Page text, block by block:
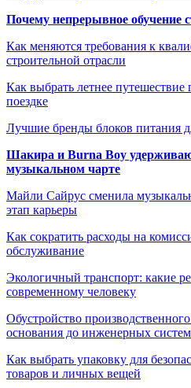
Почему непрерывное обучение
Как меняются требования к
строительной отрасли
Как выбрать летнее
поездке
Лучшие бренды блоков питания
Шакира и Burna Boy
музыкальном чарте
Майли Сайрус сменила
этап карьеры
Как сократить расходы на
обслуживание
Экологичный транспорт: какие
современному человеку
Обустройство
основания до инженерных систем
Как выбрать упаковку для
товаров и личных вещей